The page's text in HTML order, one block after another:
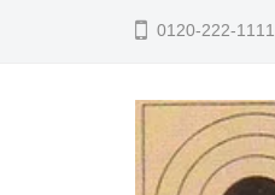
0120-222-1111